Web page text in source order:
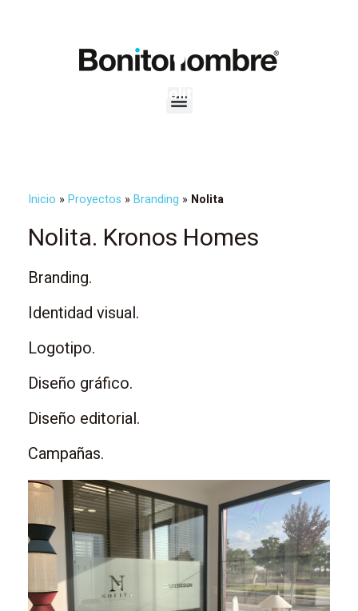
Nolita
Inicio »Proyectos »Branding » Nolita
Nolita. Kronos Homes
Branding.
Identidad visual.
Logotipo.
Diseño gráfico.
Diseño editorial.
Campañas.